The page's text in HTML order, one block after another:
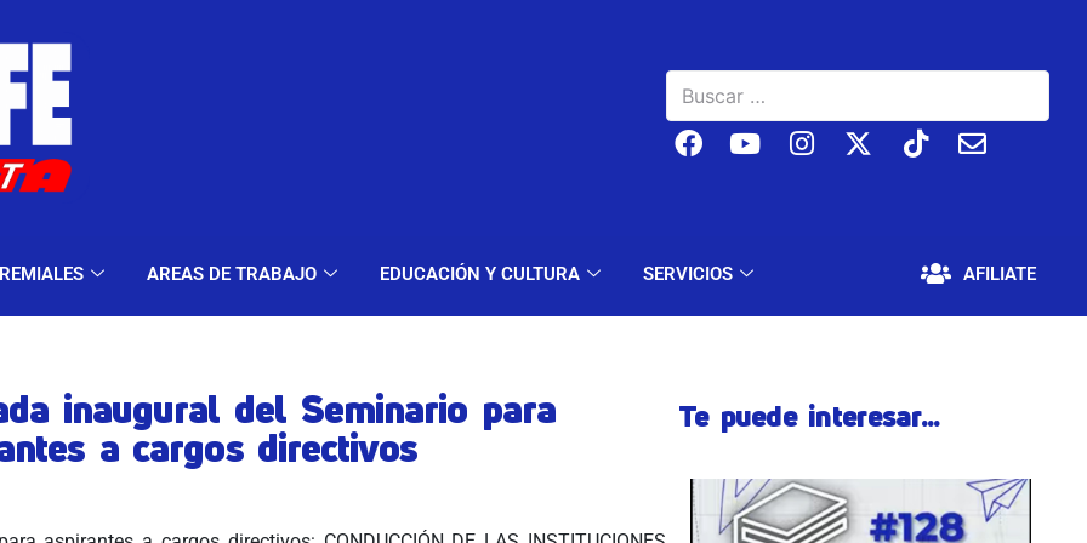
AREAS DE TRABAJO EDUCACIÓN Y CULTURA SERVICIOS AFILIATE
Y MODALIDADES GREMIALES AREAS DE TRABAJO EDUCACIÓN Y CULTURA SERVICIOS
inaugural del Seminario para
a cargos directivos
Te puede interesar...